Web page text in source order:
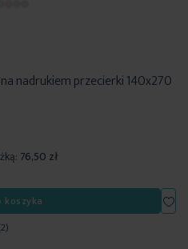
nadrukiem przecierki 140x270
76,50 zł
koszyka